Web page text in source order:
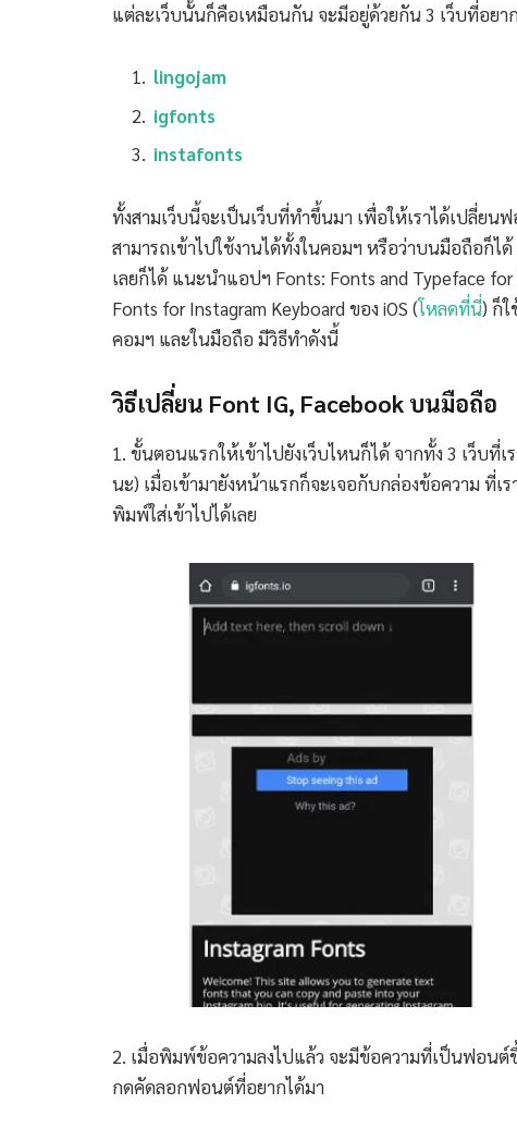
แต่ละเว็บนั้นก็คือเหมือนกัน จะมีอยู่ด้วยกัน 3 เว็บที่อยา
lingojam
igfonts
instafonts
ทั้งสามเว็บนี้จะเป็นเว็บที่ทำขึ้นมา เพื่อให้เราได้เปลี่ยน
สามารถเข้าไปใช้งานได้ทั้งในคอมฯ หรือว่าบนมือถือก็ไ
เลยก็ได้ แนะนำแอปฯ Fonts: Fonts and Typeface for
Fonts for Instagram Keyboar‪d‬ ของ iOS (โหลดที่นี่) ก็
คอมฯ และในมือถือ มีวิธีทำดังนี้
วิธีเปลี่ยน Font IG, Facebook บนมือถือ
1. ขั้นตอนแรกให้เข้าไปยังเว็บไหนก็ได้ จากทั้ง 3 เว็บที่
นะ) เมื่อเข้ามายังหน้าแรกก็จะเจอกับกล่องข้อความ ที่
พิมพ์ใส่เข้าไปได้เลย
2. เมื่อพิมพ์ข้อความลงไปแล้ว จะมีข้อความที่เป็นฟอน
กดคัดลอกฟอนต์ที่อยากได้มา